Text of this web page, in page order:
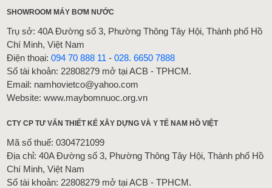
SHOWROOM MÁY BƠM NƯỚC
Trụ sở: 40A Đường số 3, Phường Thông Tây Hội, Thành phố Hồ
Chí Minh, Việt Nam
Điện thoại:094 70 888 11 -028. 6650 7888
Số tài khoản: 22808279 mở tại ACB - TPHCM.
Email: namhovietco@yahoo.com
Website: www.maybomnuoc.org.vn
CTY CP TƯ VẤN THIẾT KẾ XÂY DỰNG VÀ Y TẾ NAM HỒ VIỆT
Mã số thuế: 0304721099
Địa chỉ: 40A Đường số 3, Phường Thông Tây Hội, Thành phố Hồ
Chí Minh, Việt Nam
Số tài khoản: 22808279 mở tại ACB - TPHCM.